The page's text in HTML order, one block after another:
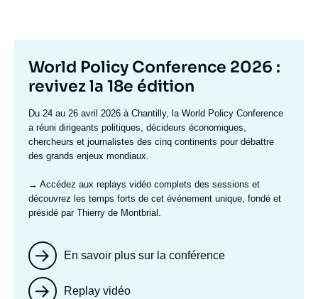
Titre
mis
en
avant
World Policy Conference 2026 :
revivez la 18e édition
Texte
accroche
Du 24 au 26 avril 2026 à Chantilly, la World Policy Conference
a réuni dirigeants politiques, décideurs économiques,
chercheurs et journalistes des cinq continents pour débattre
des grands enjeux mondiaux.
→ Accédez aux replays vidéo complets des sessions et
découvrez les temps forts de cet événement unique, fondé et
présidé par Thierry de Montbrial.
En savoir plus sur la conférence
Replay vidéo